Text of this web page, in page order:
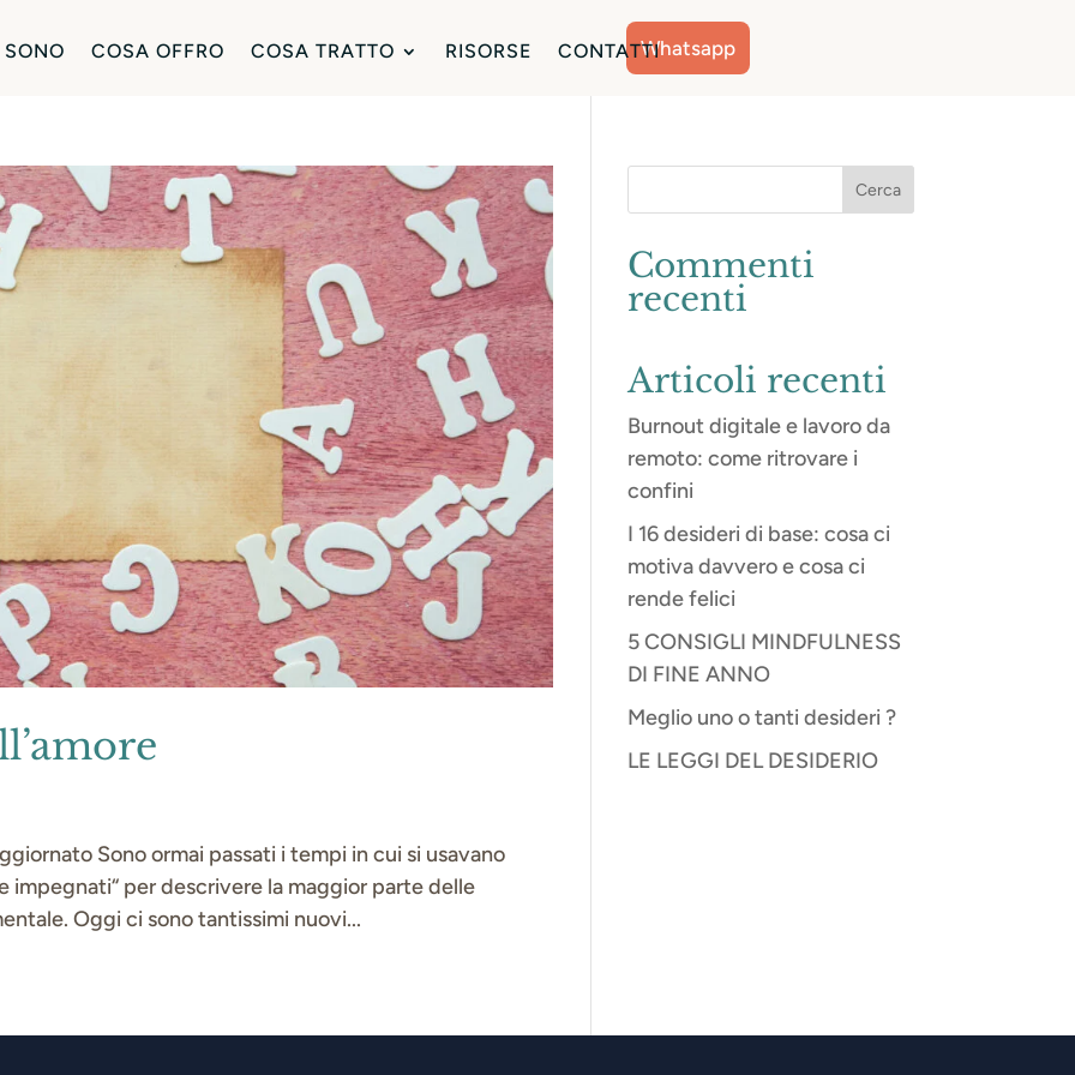
COSA OFFRO COSA TRATTO RISORSE CONTATTIWhatsapp
Sono ormai passati i tempi in cui si usavano
impegnati“ per descrivere la maggior parte delle
Oggi ci sono tantissimi nuovi...
Commenti
recenti
Articoli recenti
Burnout digitale e lavoro da
remoto: come ritrovare i
confini
I 16 desideri di base: cosa ci
motiva davvero e cosa ci
rende felici
5 CONSIGLI MINDFULNESS
DI FINE ANNO
Meglio uno o tanti desideri ?
LE LEGGI DEL DESIDERIO